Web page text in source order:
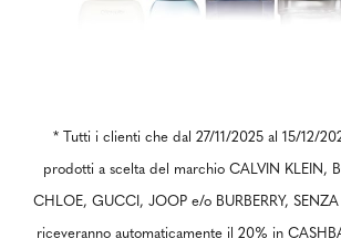
* Tutti i clienti che dal 27/11/2025 al 15/12/
prodotti a scelta del marchio CALVIN KLEIN,
CHLOE, GUCCI, JOOP e/o BURBERRY,
riceveranno automaticamente il 20% in